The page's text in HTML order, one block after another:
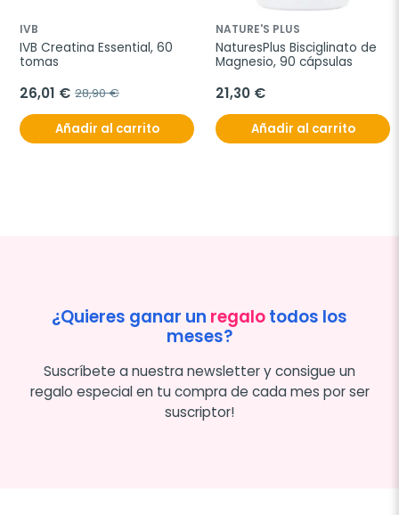
IVB
IVB Creatina Essential, 60
tomas
26,01 € 28,90 €
Añadir al carrito
NATURE'S PLUS
NaturesPlus Bisciglinato de
Magnesio, 90 cápsulas
21,30 €
Añadir al carrito
¿Quieres ganar un regalotodos los
meses?
Suscríbete a nuestra newsletter y consigue un
regalo especial en tu compra de cada mes por ser
suscriptor!